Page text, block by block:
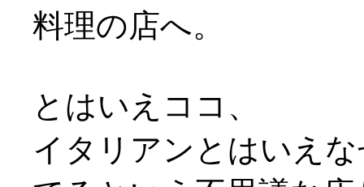
料理の店へ。
とはいえココ、
イタリアンとはいえ